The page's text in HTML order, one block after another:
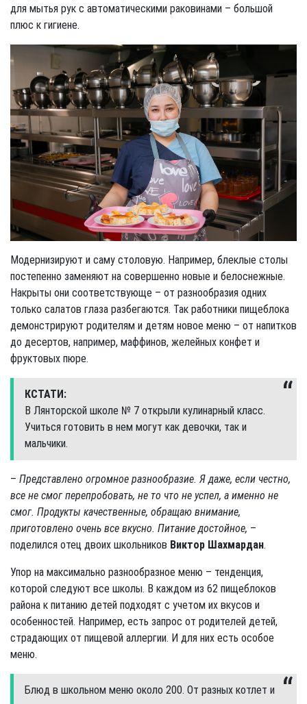
для мытья рук с автоматическими раковинами – большой
плюс к гигиене.
Модернизируют и саму столовую. Например, блеклые столы
постепенно заменяют на совершенно новые и белоснежные.
Накрыты они соответствующе – от разнообразия одних
только салатов глаза разбегаются. Так работники пищеблока
демонстрируют родителям и детям новое меню – от напитков
до десертов, например, маффинов, желейных конфет и
фруктовых пюре.
КСТАТИ:
В Лянторской школе № 7 открыли кулинарный класс.
Учиться готовить в нем могут как девочки, так и
мальчики.
– Представлено огромное разнообразие. Я даже, если честно,
все не смог перепробовать, не то что не успел, а именно не
смог. Продукты качественные, обращаю внимание,
приготовлено очень все вкусно. Питание достойное, –
поделился отец двоих школьников Виктор Шахмардан.
Упор на максимально разнообразное меню – тенденция,
которой следуют все школы. В каждом из 62 пищеблоков
района к питанию детей подходят с учетом их вкусов и
особенностей. Например, есть запрос от родителей детей,
страдающих от пищевой аллергии. И для них есть особое
меню.
Блюд в школьном меню около 200. От разных котлет и